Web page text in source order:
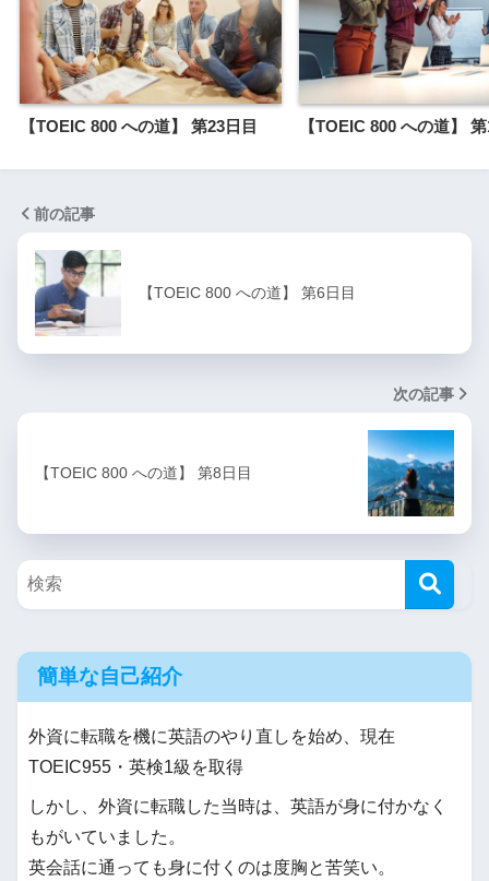
【TOEIC 800 への道】 第23日目 【TOEIC 800 への道】
前の記事
【TOEIC 800 への道】 第6日目
次の記事
【TOEIC 800 への道】 第8日目
簡単な自己紹介
外資に転職を機に英語のやり直しを始め、現在
TOEIC955・英検1級を取得
しかし、外資に転職した当時は、英語が身に付かなく
もがいていました。
英会話に通っても身に付くのは度胸と苦笑い。